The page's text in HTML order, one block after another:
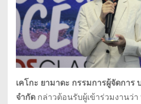
เคโกะ ยามาดะ กรรมการผู้จัดกา
จำกัด กล่าวต้อนรับผู้เข้าร่วมงานว่